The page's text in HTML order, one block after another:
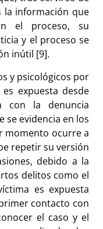
la información que
el proceso, su
y el proceso se
inútil [9].
y psicológicos por
expuesta desde
con la denuncia
se evidencia en los
momento ocurre a
repetir su versión
debido a la
delitos como el
es expuesta
contacto con
el caso y el